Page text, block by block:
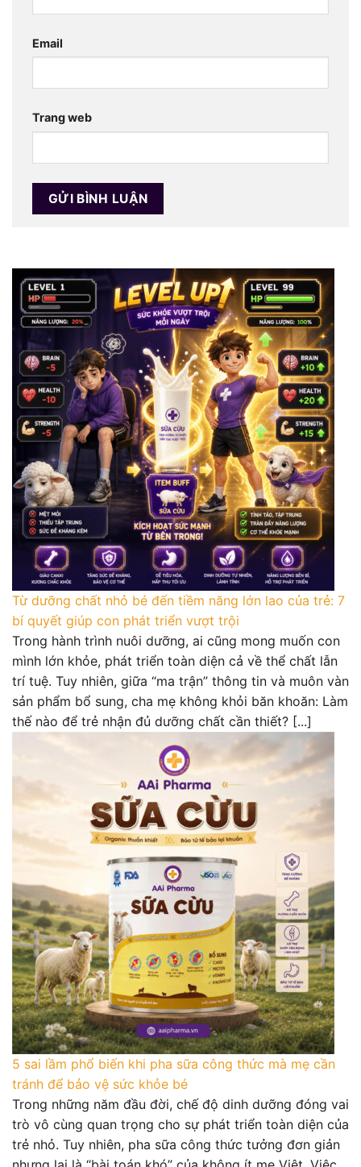
Email
Trang web
Từ dưỡng chất nhỏ bé đến tiềm năng lớn lao của trẻ: 7
bí quyết giúp con phát triển vượt trội
Trong hành trình nuôi dưỡng, ai cũng mong muốn con
mình lớn khỏe, phát triển toàn diện cả về thể chất lẫn
trí tuệ. Tuy nhiên, giữa “ma trận” thông tin và muôn vàn
sản phẩm bổ sung, cha mẹ không khỏi băn khoăn: Làm
thế nào để trẻ nhận đủ dưỡng chất cần thiết? [...]
5 sai lầm phổ biến khi pha sữa công thức mà mẹ cần
tránh để bảo vệ sức khỏe bé
Trong những năm đầu đời, chế độ dinh dưỡng đóng vai
trò vô cùng quan trọng cho sự phát triển toàn diện của
trẻ nhỏ. Tuy nhiên, pha sữa công thức tưởng đơn giản